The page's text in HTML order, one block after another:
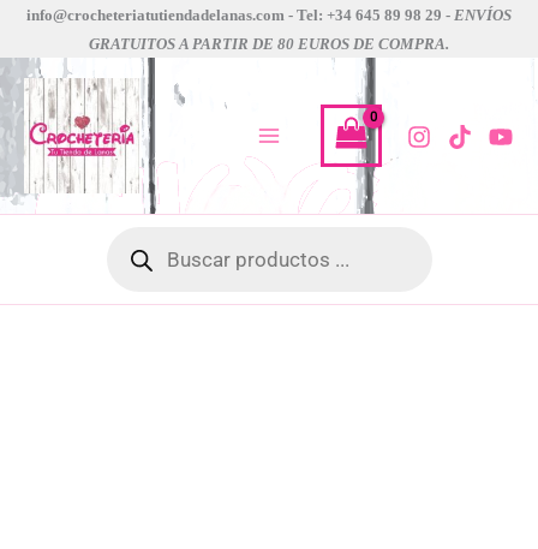
contenido
info@crocheteriatutiendadelanas.com - Tel: +34 645 89 98 29 - ENVÍOS
GRATUITOS A PARTIR DE 80 EUROS DE COMPRA.
productos